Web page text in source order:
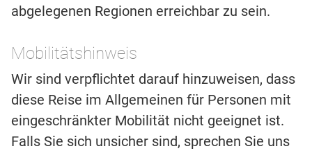
abgelegenen Regionen erreichbar zu sein.
Mobilitätshinweis
Wir sind verpflichtet darauf hinzuweisen, dass
diese Reise im Allgemeinen für Personen mit
eingeschränkter Mobilität nicht geeignet ist.
Falls Sie sich unsicher sind, sprechen Sie uns